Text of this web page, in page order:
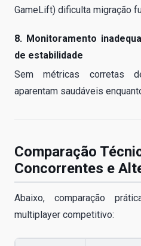
GameLift) dificulta migração
8. Monitoramento
de estabilidade
Sem métricas corretas
aparentam saudáveis
Comparação
Concorrentes e
Abaixo, comparação
multiplayer competitivo: